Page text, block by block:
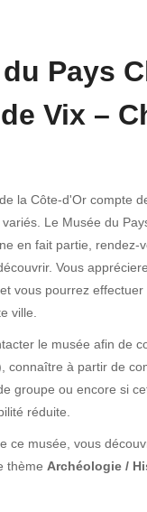
Pays
Vix –
la Côte-d'Or compte
Le Musée du
en fait partie, rendez-
Vous
vous pourrez
ville.
le musée afin de
connaître à partir de
groupe ou encore si
réduite.
ce musée, vous
thème Archéologie /